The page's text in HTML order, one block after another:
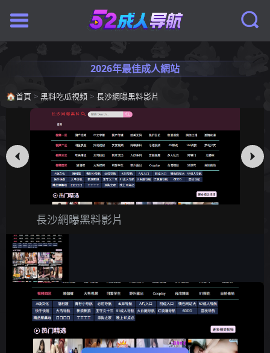
2026年最佳成人網站
🏠首頁 > 黑料吃瓜視頻 > 長沙網曝黑料影片
長沙網曝黑料影片